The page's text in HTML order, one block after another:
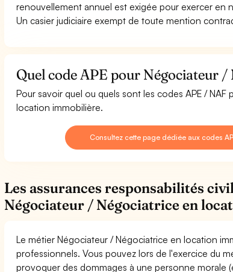
renouvellement annuel est exigée pour exercer en
Un casier judiciaire exempt de toute mention
Quel code APE pour Négociateur
Pour savoir quel ou quels sont les codes APE /
location immobilière.
Consultez cette page dédiée aux codes
Les assurances responsabilités
Négociateur / Négociatrice en
Le métier Négociateur / Négociatrice en location
professionnels. Vous pouvez lors de l'exercice du
provoquer des dommages à une personne morale